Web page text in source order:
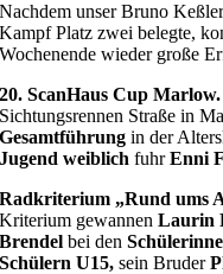
Nachdem unser Bruno
Kampf Platz zwei belegte,
Wochenende wieder große
20. ScanHaus Cup Marlow.
Sichtungsrennen Straße in
Gesamtführung in der
Jugend weiblich fuhrEnni
Radkriterium „Rund ums
Kriterium gewannenLaurin
Brendel bei den
Schülern U15,sein Bruder